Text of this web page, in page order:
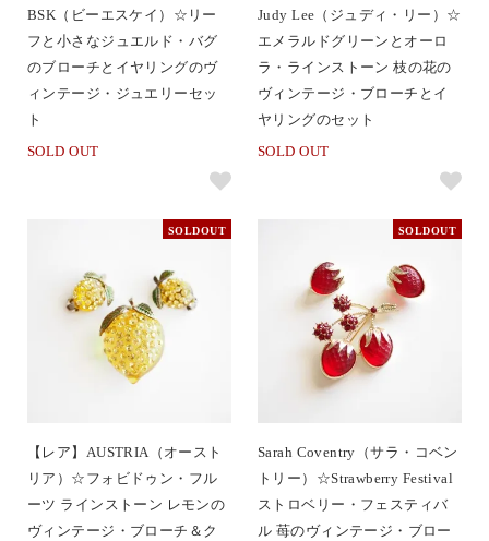
BSK（ビーエスケイ）☆リー
フと小さなジュエルド・バグ
のブローチとイヤリングのヴ
ィンテージ・ジュエリーセッ
ト
SOLD OUT
Judy Lee（ジュディ・リー）☆
エメラルドグリーンとオーロ
ラ・ラインストーン 枝の花の
ヴィンテージ・ブローチとイ
ヤリングのセット
SOLD OUT
SOLDOUT
【レア】AUSTRIA（オースト
リア）☆フォビドゥン・フル
ーツ ラインストーン レモンの
ヴィンテージ・ブローチ＆ク
SOLDOUT
Sarah Coventry（サラ・コベン
トリー）☆Strawberry Festival
ストロベリー・フェスティバ
ル 苺のヴィンテージ・ブロー